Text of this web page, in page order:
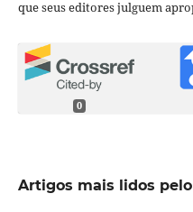
que seus editores julguem
0
Artigos mais lidos